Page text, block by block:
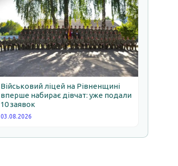
Військовий ліцей на Рівненщині
вперше набирає дівчат: уже подали
10 заявок
03.08.2026